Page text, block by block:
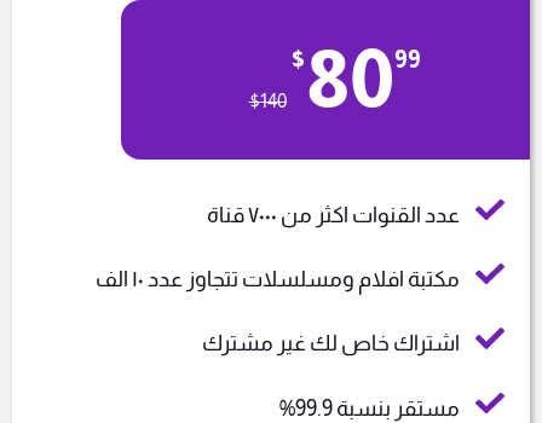
$140
$8099
عدد القنوات اكثر من ٧٠٠٠ قناة
مكتبة افلام ومسلسلات تتجاوز عدد ١٠ الف
اشتراك خاص لك غير مشترك
مستقر بنسبة 99.9%